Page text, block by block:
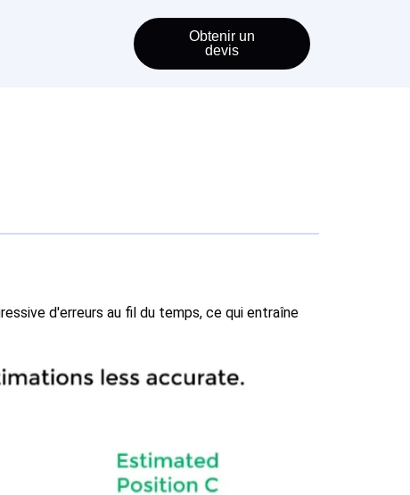
Obtenir un
devis
d'erreurs au fil du temps, ce qui entraîne